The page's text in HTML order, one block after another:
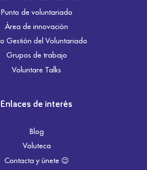
Punto de voluntariado
Área de innovación
Gestión del Voluntariado
Grupos de trabajo
Voluntare Talks
Enlaces de interés
Blog
Voluteca
Contacta y únete 😉